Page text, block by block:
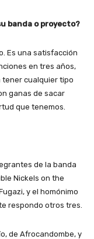
banda o proyecto?
Es una satisfacción
en tres años,
tener cualquier tipo
ganas de sacar
que tenemos.
de la banda
Nickels on the
y el homónimo
respondo otros tres.
de Afrocandombe, y